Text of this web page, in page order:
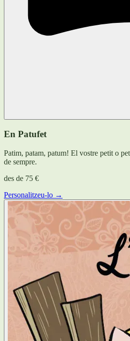
En Patufet
Patim, patam, patum! El vostre petit o
de sempre.
des de 75 €
Personalitzeu-lo →